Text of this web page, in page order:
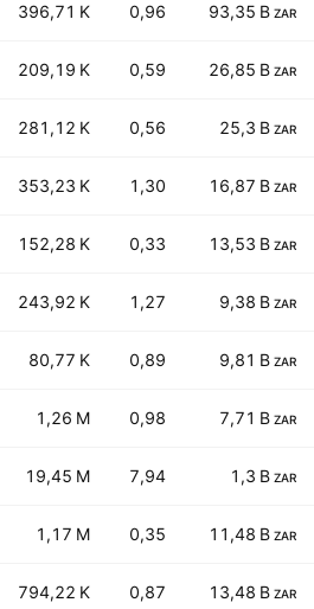
396,71 K 0,96 93,35 B ZAR
209,19 K 0,59 26,85 B ZAR
281,12 K 0,56 25,3 B ZAR
353,23 K 1,30 16,87 B ZAR
152,28 K 0,33 13,53 B ZAR
243,92 K 1,27 9,38 B ZAR
80,77 K 0,89 9,81 B ZAR
1,26 M 0,98 7,71 B ZAR
19,45 M 7,94 1,3 B ZAR
1,17 M 0,35 11,48 B ZAR
794,22 K 0,87 13,48 B ZAR